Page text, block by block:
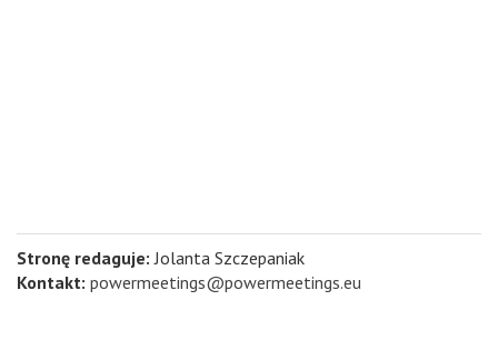
Stronę redaguje: Jolanta Szczepaniak
Kontakt: powermeetings@powermeetings.eu